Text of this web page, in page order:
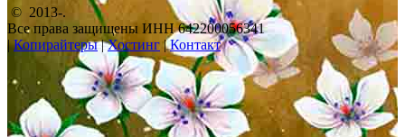
© 2013-.
Все права защищены ИНН 642200056341
|Копирайтеры|Хостинг|Контакт